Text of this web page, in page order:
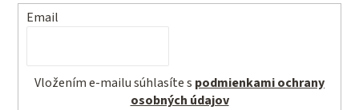
Email
Vložením e-mailu súhlasíte s podmienkami ochrany
osobných údajov